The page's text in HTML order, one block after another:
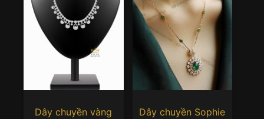
Dây chuyền vàng
Dây chuyền Sophie